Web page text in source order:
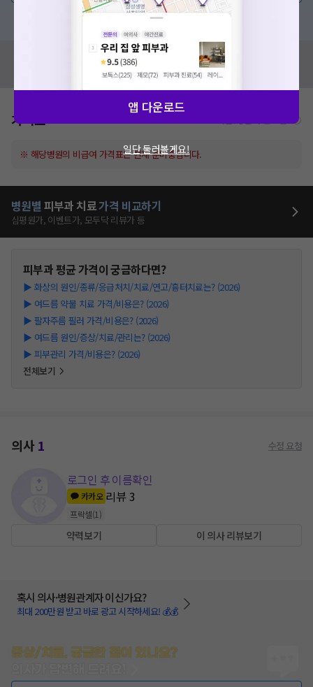
혹은, 의료상담 서비스에 다양한 게시글 보러가기
혹시 잘못된 병원정보가 있나요?
모두닥 팀에 알려주세요!
가격표
※ 해당병원의 비급여 가격표는 현재 준비중입니다.
병원별 피부과 치료가격 비교하기
심평원가, 이벤트가, 모두닥 리뷰가 등
피부과평균 가격이 궁금하다면?
▶ 화상의 원인/종류/응급처치/치료/연고/흉터치료는? (2026)
▶ 여드름 약물 치료 가격/비용은? (2026)
▶ 팔자주름 필러 가격/비용은? (2026)
▶ 여드름 원인/증상/치료/관리는? (2026)
▶ 피부관리 가격/비용은? (2026)
전체보기
의사1 수정 요청
로그인 후 이름확인
카카오 리뷰3
프락셀(1 )
약력보기 이 의사 리뷰보기
혹시 의사·병원관계자 이신가요?
최대 200만원 받고 바로 광고 시작하세요! 💰💰
증상/치료, 궁금한 점이 있나요?
앱 다운로드
일단 둘러볼게요!